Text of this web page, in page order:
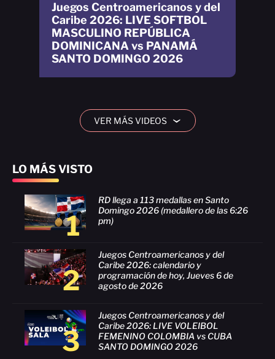
LO MÁS VISTO
1
RD llega a 113 medallas en Santo
Domingo 2026 (medallero de las 6:26
pm)
2
Juegos Centroamericanos y del
Caribe 2026: calendario y
programación de hoy, Jueves 6 de
agosto de 2026
3
Juegos Centroamericanos y del
Caribe 2026: LIVE VOLEIBOL
FEMENINO COLOMBIA vs CUBA
SANTO DOMINGO 2026
Juegos Centroamericanos y del
Caribe 2026: LIVE SOFTBOL
MASCULINO REPÚBLICA
DOMINICANA vs PANAMÁ
SANTO DOMINGO 2026
VER MÁS VIDEOS ›